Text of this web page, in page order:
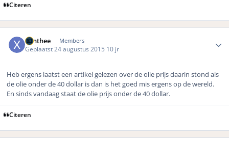
Citeren
xanthee Members
Geplaatst24 augustus 2015 10 jr
Heb ergens laatst een artikel gelezen over de olie prijs daarin stond als
de olie onder de 40 dollar is dan is het goed mis ergens op de wereld.
En sinds vandaag staat de olie prijs onder de 40 dollar.
Citeren